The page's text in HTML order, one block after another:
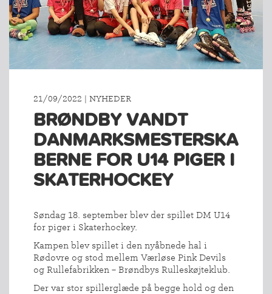
21/09/2022 | NYHEDER
BRØNDBY VANDT
DANMARKSMESTERSKA
BERNE FOR U14 PIGER I
SKATERHOCKEY
Søndag 18. september blev der spillet DM U14
for piger i Skaterhockey.
Kampen blev spillet i den nyåbnede hal i
Rødovre og stod mellem Værløse Pink Devils
og Rullefabrikken – Brøndbys Rulleskøjteklub.
Der var stor spillerglæde på begge hold og den